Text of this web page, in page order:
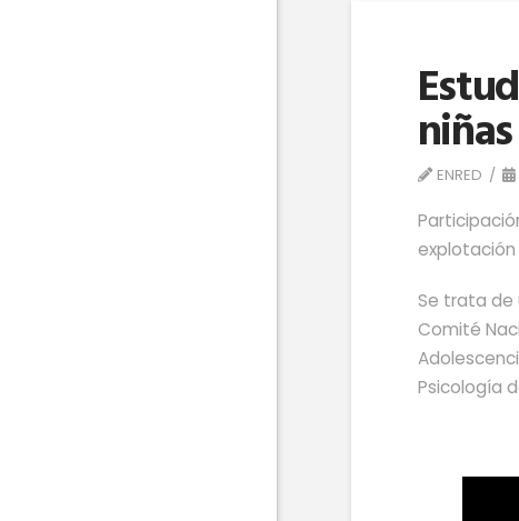
ENRED
explotación
Se trata de
Comité
Psicología